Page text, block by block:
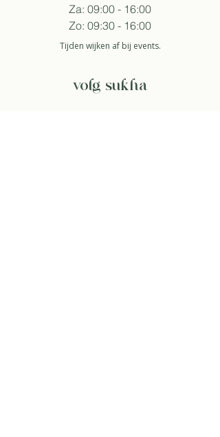
Za: 09:00 - 16:00
Zo: 09:30 - 16:00
Tijden wijken af bij events.
volg sukha